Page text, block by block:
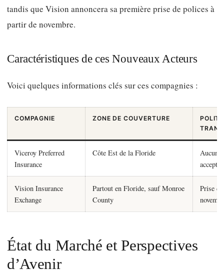
tandis que Vision annoncera sa première prise de polices à
partir de novembre.
Caractéristiques de ces Nouveaux Acteurs
Voici quelques informations clés sur ces compagnies :
COMPAGNIE ZONE DE COUVERTURE
Viceroy Preferred
Insurance
Côte Est de la Floride
acceptée
Vision Insurance
Exchange
Partout en Floride, sauf Monroe
County
Prise
État du Marché et Perspectives
d’Avenir